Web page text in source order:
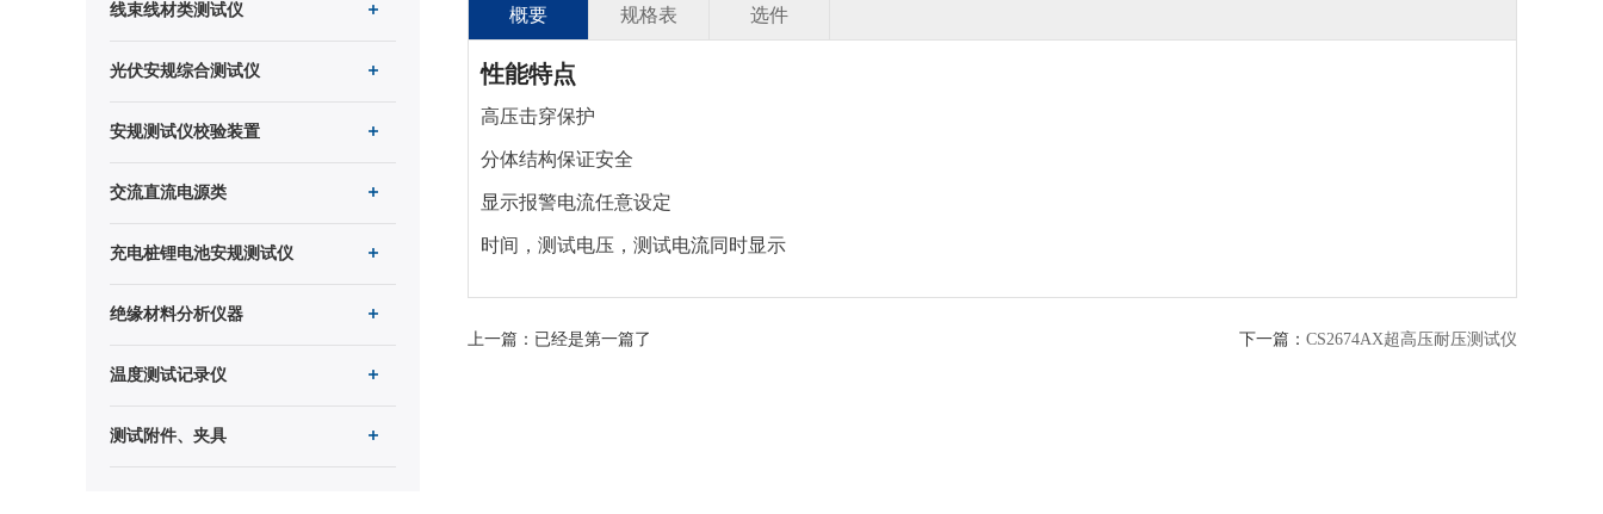
线束线材类测试仪
光伏安规综合测试仪
安规测试仪校验装置
交流直流电源类
充电桩锂电池安规测试仪
绝缘材料分析仪器
温度测试记录仪
测试附件、夹具
概要 规格表 选件
性能特点
高压击穿保护
分体结构保证安全
显示报警电流任意设定
时间，测试电压，测试电流同时显示
上一篇：已经是第一篇了 下一篇： CS2674AX超高压耐压测试仪